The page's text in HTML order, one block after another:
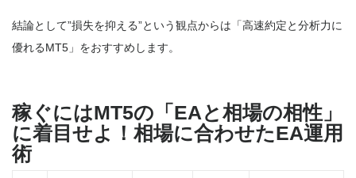
結論として”損失を抑える”という観点からは「高速約定と分析力に
優れるMT5」をおすすめします。
稼ぐにはMT5の「EAと相場の相性」
に着目せよ！相場に合わせたEA運用
術